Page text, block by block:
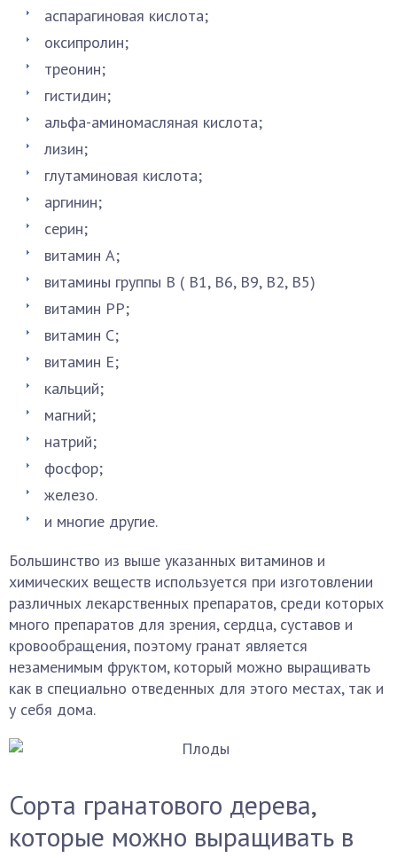
аспарагиновая кислота;
оксипролин;
треонин;
гистидин;
альфа-аминомасляная кислота;
лизин;
глутаминовая кислота;
аргинин;
серин;
витамин А;
витамины группы В ( В1, В6, В9, В2, В5)
витамин РР;
витамин С;
витамин Е;
кальций;
магний;
натрий;
фосфор;
железо.
и многие другие.
Большинство из выше указанных витаминов и
химических веществ используется при изготовлении
различных лекарственных препаратов, среди которых
много препаратов для зрения, сердца, суставов и
кровообращения, поэтому гранат является
незаменимым фруктом, который можно выращивать
как в специально отведенных для этого местах, так и
у себя дома.
Сорта гранатового дерева,
которые можно выращивать в